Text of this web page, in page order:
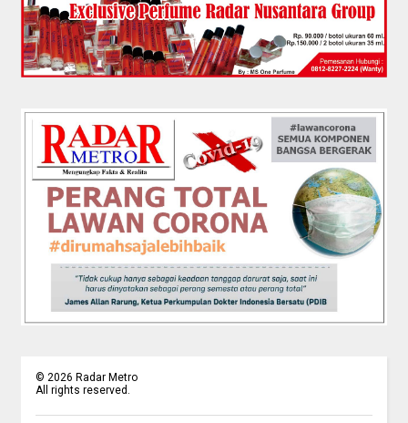
© 2026 Radar Metro
All rights reserved.